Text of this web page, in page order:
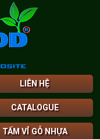
LIÊN HỆ
CATALOGUE
TẤM VỈ GỖ NHỰA